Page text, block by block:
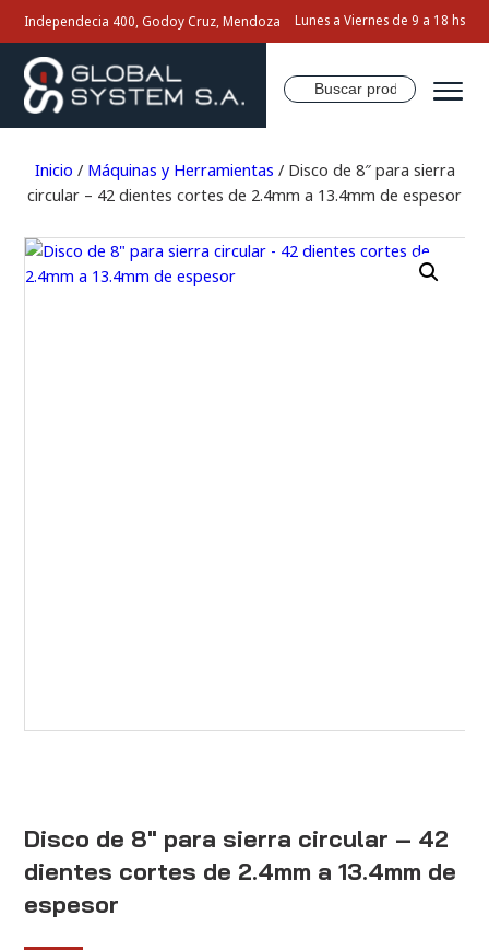
Independecia 400, Godoy Cruz, Mendoza Lunes a Viernes de 9 a 18 hs
Buscar
Productos
Inicio / Máquinas y Herramientas / Disco de 8″ para sierra
circular – 42 dientes cortes de 2.4mm a 13.4mm de espesor
Disco de 8″ para sierra circular – 42
dientes cortes de 2.4mm a 13.4mm de
espesor